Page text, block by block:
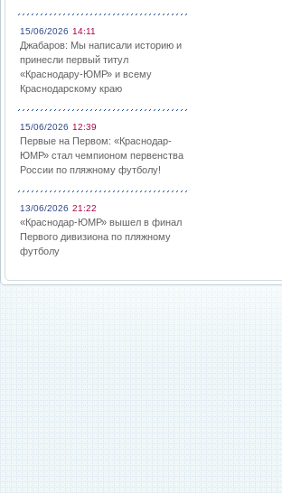
15/06/2026 14:11
Джабаров: Мы написали историю и
принесли первый титул
«Краснодару-ЮМР» и всему
Краснодарскому краю
15/06/2026 12:39
Первые на Первом: «Краснодар-
ЮМР» стал чемпионом первенства
России по пляжному футболу!
13/06/2026 21:22
«Краснодар-ЮМР» вышел в финал
Первого дивизиона по пляжному
футболу